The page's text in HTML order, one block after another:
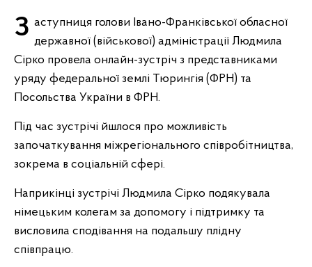
Заступниця голови Івано-Франківської обласної державної (військової) адміністрації Людмила
Сірко провела онлайн-зустріч з представниками
уряду федеральної землі Тюрингія (ФРН) та
Посольства України в ФРН.
Під час зустрічі йшлося про можливість
започаткування міжрегіонального співробітництва,
зокрема в соціальній сфері.
Наприкінці зустрічі Людмила Сірко подякувала
німецьким колегам за допомогу і підтримку та
висловила сподівання на подальшу плідну
співпрацю.